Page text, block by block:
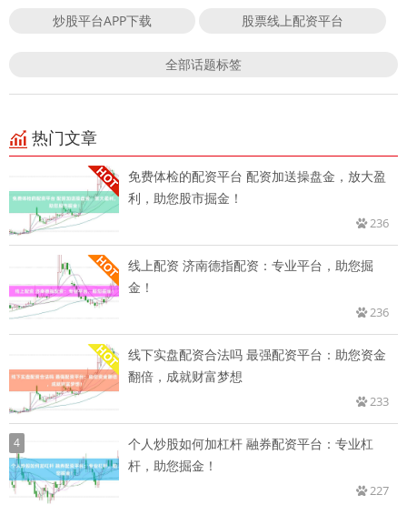
炒股平台APP下载 股票线上配资平台
全部话题标签
热门文章
免费体检的配资平台 配资加送操盘金，放大盈
利，助您股市掘金！
236
线上配资 济南德指配资：专业平台，助您掘
金！
236
线下实盘配资合法吗 最强配资平台：助您资金
翻倍，成就财富梦想
233
4
个人炒股如何加杠杆 融券配资平台：专业杠
杆，助您掘金！
227